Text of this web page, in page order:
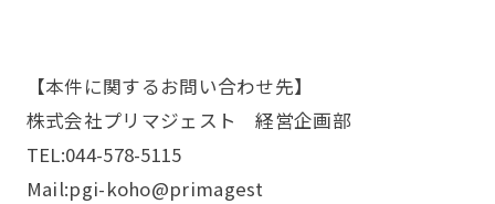
【本件に関するお問い合わせ先】
株式会社プリマジェスト 経営企画部
TEL:044-578-5115
Mail:pgi-koho@primagest